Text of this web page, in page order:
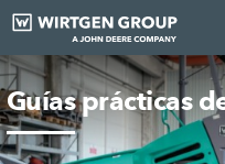
Guías prácticas